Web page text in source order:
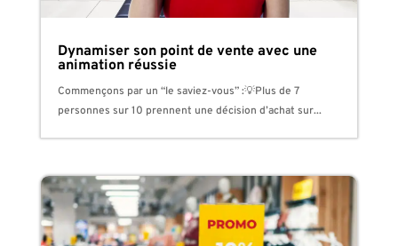
Dynamiser son point de vente avec une
animation réussie
Commençons par un “le saviez-vous” :💡Plus de 7
personnes sur 10 prennent une décision d’achat sur...